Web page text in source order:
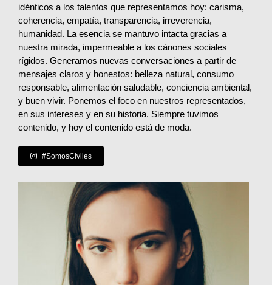
idénticos a los talentos que representamos hoy: carisma,
coherencia, empatía, transparencia, irreverencia,
humanidad. La esencia se mantuvo intacta gracias a
nuestra mirada, impermeable a los cánones sociales
rígidos. Generamos nuevas conversaciones a partir de
mensajes claros y honestos: belleza natural, consumo
responsable, alimentación saludable, conciencia ambiental,
y buen vivir. Ponemos el foco en nuestros representados,
en sus intereses y en su historia. Siempre tuvimos
contenido, y hoy el contenido está de moda.
#SomosCiviles